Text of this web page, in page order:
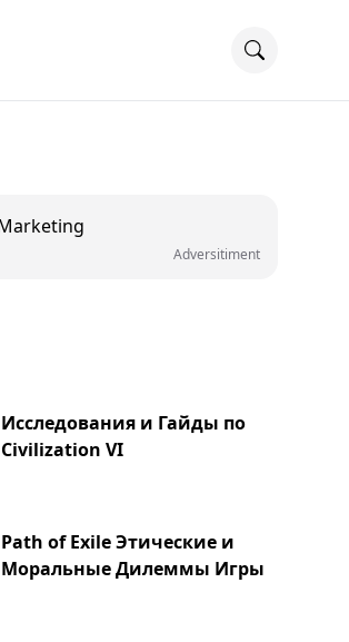
Adversitiment
Исследования и Гайды по
Civilization VI
Path of Exile Этические и
Моральные Дилеммы Игры